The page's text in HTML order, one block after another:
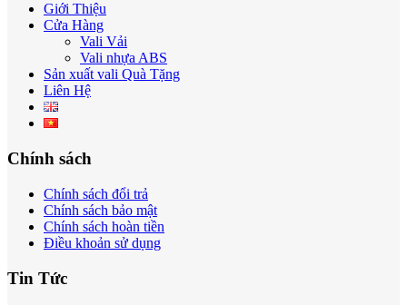
Giới Thiệu
Cửa Hàng
Vali Vải
Vali nhựa ABS
Sản xuất vali Quà Tặng
Liên Hệ
Chính sách
Chính sách đổi trả
Chính sách bảo mật
Chính sách hoàn tiền
Điều khoản sử dụng
Tin Tức